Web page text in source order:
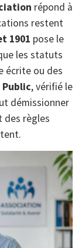
répond à
restent
1901 pose le
les statuts
écrite ou des
Public, vérifié le
démissionner
des règles